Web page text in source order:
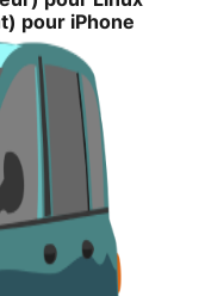
pour iPhone